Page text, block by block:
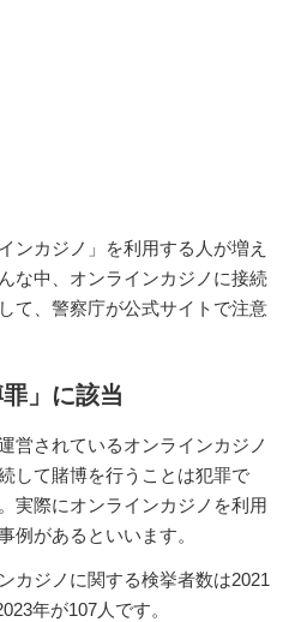
カジノ」を利用する人が増え
な中、オンラインカジノに接続
て、警察庁が公式サイトで注意
」に該当
営されているオンラインカジノ
して賭博を行うことは犯罪で
実際にオンラインカジノを利用
例があるといいます。
カジノに関する検挙者数は2021
年が107人です。